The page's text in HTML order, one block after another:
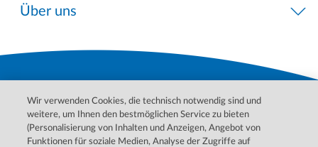
Über uns
Wir verwenden Cookies, die technisch notwendig sind und
weitere, um Ihnen den bestmöglichen Service zu bieten
(Personalisierung von Inhalten und Anzeigen, Angebot von
Funktionen für soziale Medien, Analyse der Zugriffe auf